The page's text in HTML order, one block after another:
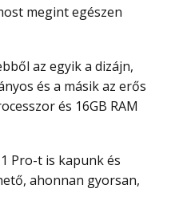
megint egészen
és a másik az erős
és 16GB RAM
ahonnan gyorsan,